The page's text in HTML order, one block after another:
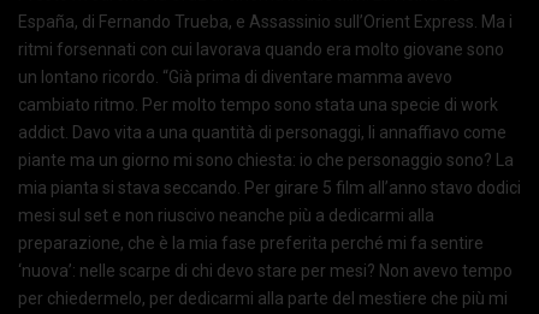
España, di Fernando Trueba, e Assassinio sull’Orient Express. Ma i
ritmi forsennati con cui lavorava quando era molto giovane sono
un lontano ricordo. “Già prima di diventare mamma avevo
cambiato ritmo. Per molto tempo sono stata una specie di work
addict. Davo vita a una quantità di personaggi, li annaffiavo come
piante ma un giorno mi sono chiesta: io che personaggio sono? La
mia pianta si stava seccando. Per girare 5 film all’anno stavo dodici
mesi sul set e non riuscivo neanche più a dedicarmi alla
preparazione, che è la mia fase preferita perché mi fa sentire
‘nuova’: nelle scarpe di chi devo stare per mesi? Non avevo tempo
per chiedermelo, per dedicarmi alla parte del mestiere che più mi